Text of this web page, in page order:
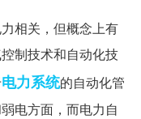
相关，但概念上有
制技术和自动化技
电力系统的自动化管
电方面，而电力自